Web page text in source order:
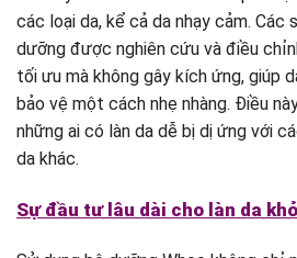
các loại da, kể cả da nhạy cảm. Các
dưỡng được nghiên cứu và điều
tối ưu mà không gây kích ứng, giúp
bảo vệ một cách nhẹ nhàng. Điều
những ai có làn da dễ bị dị ứng với
da khác.
Sự đầu tư lâu dài cho làn da